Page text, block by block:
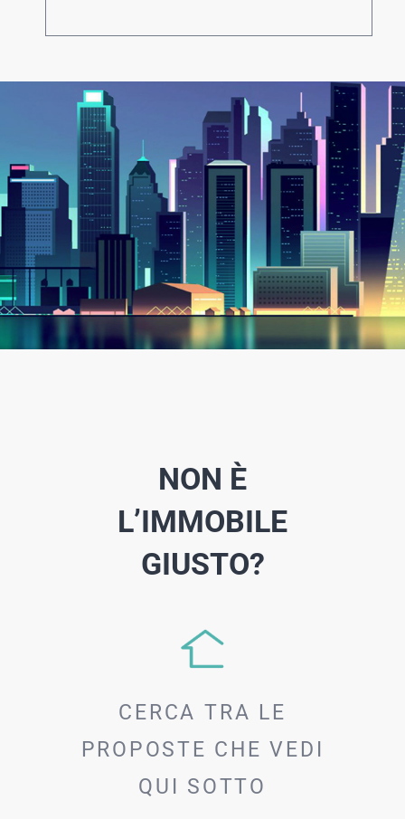
NON È
L’IMMOBILE
GIUSTO?
CERCA TRA LE
PROPOSTE CHE VEDI
QUI SOTTO